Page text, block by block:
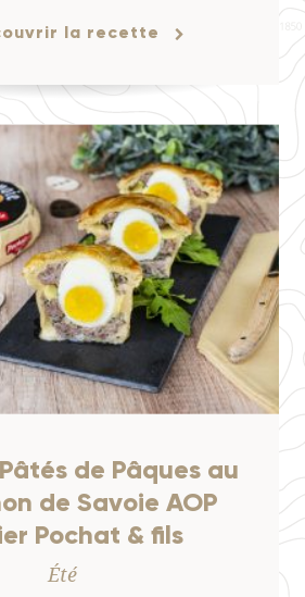
la recette
de Pâques au
de Savoie AOP
Pochat & fils
Été